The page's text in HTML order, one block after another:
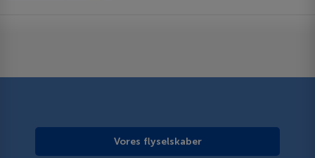
Vores flyselskaber